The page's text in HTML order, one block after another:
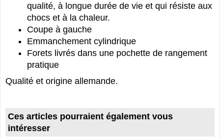
qualité, à longue durée de vie et qui résiste aux
chocs et à la chaleur.
Coupe à gauche
Emmanchement cylindrique
Forets livrés dans une pochette de rangement
pratique
Qualité et origine allemande.
Ces articles pourraient également vous
intéresser